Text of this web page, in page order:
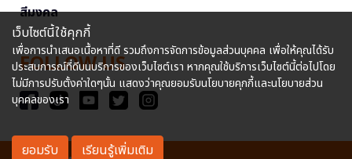
สีมงคล
FOLLOW US
เว็บไซต์นี้ใช้คุกกี้
เพื่อการนำเสนอเนื้อหาที่ดี รวมถึงการจัดการข้อมูลส่วนบุคคล เพื่อให้คุณได้รับ
ประสบการณ์ที่ดีบนบริการของเว็บไซต์เรา หากคุณใช้บริการเว็บไซต์นี้ต่อไปโดย
ไม่มีการปรับตั้งค่าใดๆนั้น แสดงว่าคุณยอมรับนโยบายคุกกี้และนโยบายส่วน
บุคคลของเรา
ยอมรับ เรียนรู้เพิ่มเติม